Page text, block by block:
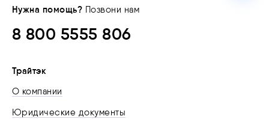
Нужна помощь? Позвони нам
8 800 5555 806
Трайтэк
О компании
Юридические документы